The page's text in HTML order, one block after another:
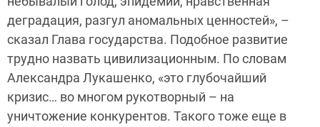
деградация, разгул аномальных ценностей», –
сказал Глава государства. Подобное развитие
трудно назвать цивилизационным. По словам
Александра Лукашенко, «это глубочайший
кризис… во многом рукотворный – на
уничтожение конкурентов. Такого тоже еще в